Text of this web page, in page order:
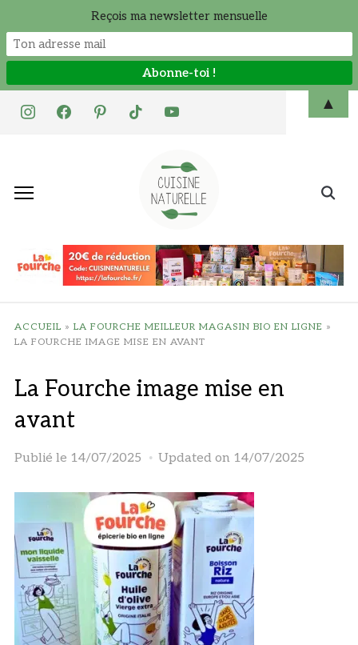
instagramfacebookpinteresttiktok youtube
Search
ACCUEIL » LA FOURCHE MEILLEUR MAGASIN BIO EN LIGNE »
LA FOURCHE IMAGE MISE EN AVANT
La Fourche image mise en
avant
Publié le 14/07/2025 Updated on 14/07/2025
Reçois ma newsletter mensuelle
▲